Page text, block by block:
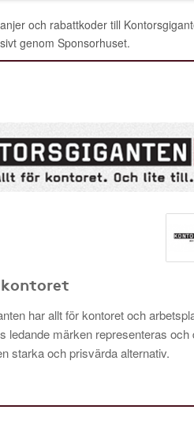
och rabattkoder till
genom Sponsorhuset.
har allt för kontoret och
ledande märken representeras och
starka och prisvärda alternativ.